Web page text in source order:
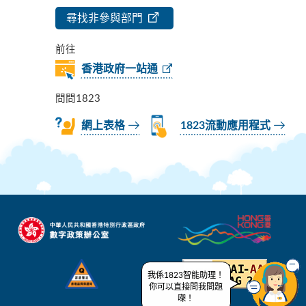
尋找非參與部門
前往
香港政府一站通
問問1823
網上表格 1823流動應用程式
我係1823智能助理！
你可以直接問我問題
㗎！